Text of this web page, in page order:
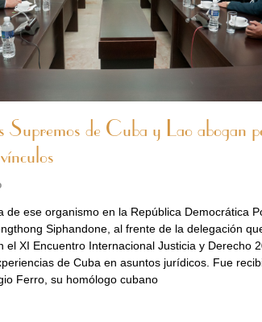
Supremos de Cuba y Lao abogan
de ese organismo en la República Democrática
Siphandone, al frente de la delegación
el XI Encuentro Internacional Justicia y Derecho
de Cuba en asuntos jurídicos. Fue
Ferro, su homólogo cubano